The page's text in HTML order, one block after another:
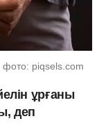
фото: piqsels.com
ұрғаны
деп